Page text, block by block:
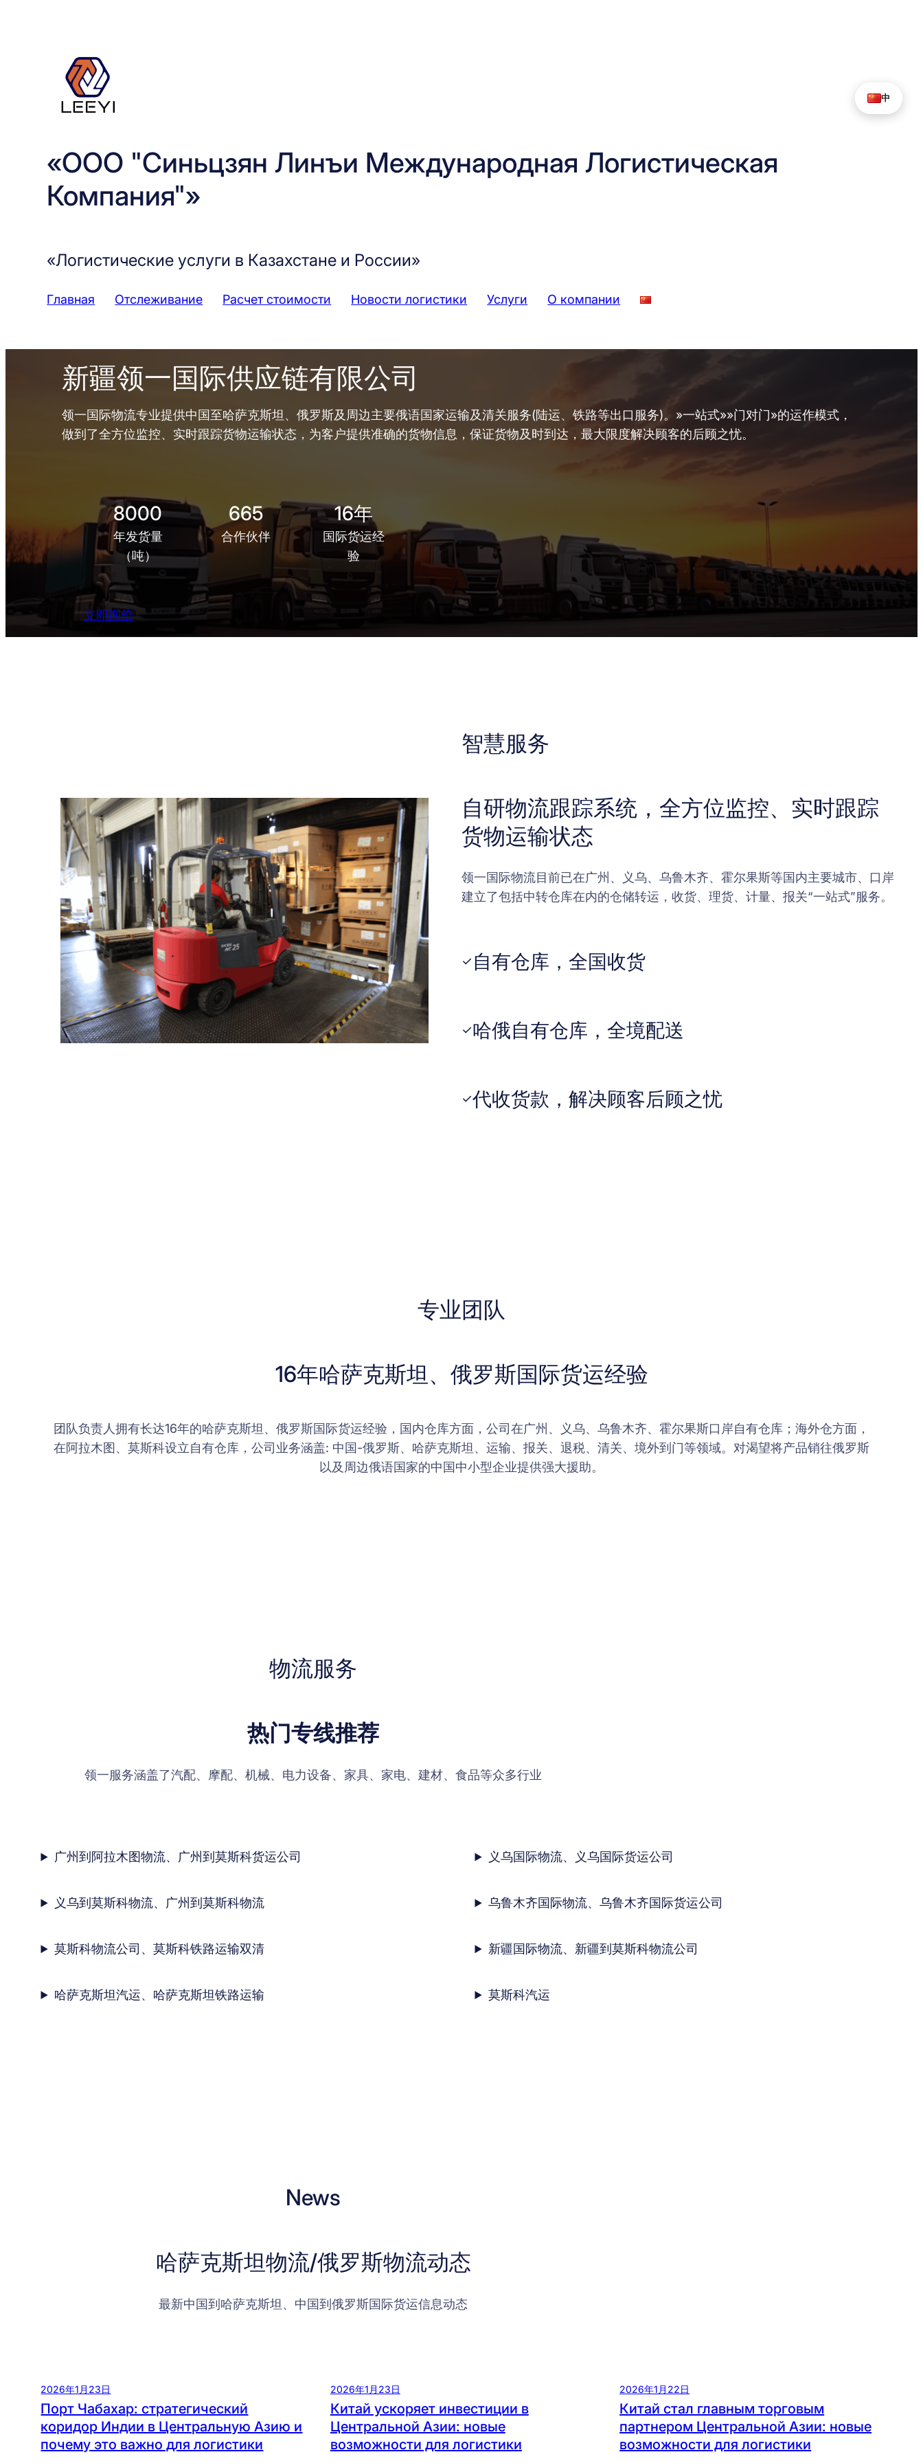
«ООО "Синьцзян Линъи Международная Логистическая
Компания"»
«Логистические услуги в Казахстане и России»
Главная Отслеживание Расчет стоимости Новости логистики Услуги О компании
新疆领一国际供应链有限公司
领一国际物流专业提供中国至哈萨克斯坦、俄罗斯及周边主要俄语国家运输及清关服务(陆运、铁路等出口服务)。»一站式»»门对门»的运作模式，
做到了全方位监控、实时跟踪货物运输状态，为客户提供准确的货物信息，保证货物及时到达，最大限度解决顾客的后顾之忧。
8000
年发货量
（吨）
665
合作伙伴
16年
国际货运经
验
立即询价
智慧服务
自研物流跟踪系统，全方位监控、实时跟踪
货物运输状态
领一国际物流目前已在广州、义乌、乌鲁木齐、霍尔果斯等国内主要城市、口岸
建立了包括中转仓库在内的仓储转运，收货、理货、计量、报关“一站式”服务。
✓ 自有仓库，全国收货
✓哈俄自有仓库，全境配送
✓代收货款，解决顾客后顾之忧
专业团队
16年哈萨克斯坦、俄罗斯国际货运经验
团队负责人拥有长达16年的哈萨克斯坦、俄罗斯国际货运经验，国内仓库方面，公司在广州、义乌、乌鲁木齐、霍尔果斯口岸自有仓库；海外仓方面，
在阿拉木图、莫斯科设立自有仓库，公司业务涵盖: 中国-俄罗斯、哈萨克斯坦、运输、报关、退税、清关、境外到门等领域。对渴望将产品销往俄罗斯
以及周边俄语国家的中国中小型企业提供强大援助。
物流服务
热门专线推荐
领一服务涵盖了汽配、摩配、机械、电力设备、家具、家电、建材、食品等众多行业
广州到阿拉木图物流、广州到莫斯科货运公司
义乌到莫斯科物流、广州到莫斯科物流
莫斯科物流公司、莫斯科铁路运输双清
哈萨克斯坦汽运、哈萨克斯坦铁路运输
义乌国际物流、义乌国际货运公司
乌鲁木齐国际物流、乌鲁木齐国际货运公司
新疆国际物流、新疆到莫斯科物流公司
莫斯科汽运
News
哈萨克斯坦物流/俄罗斯物流动态
最新中国到哈萨克斯坦、中国到俄罗斯国际货运信息动态
2026年1月23日
Порт Чабахар: стратегический
коридор Индии в Центральную Азию и
почему это важно для логистики
2026年1月23日
Китай ускоряет инвестиции в
Центральной Азии: новые
возможности для логистики
2026年1月22日
Китай стал главным торговым
партнером Центральной Азии: новые
возможности для логистики
中